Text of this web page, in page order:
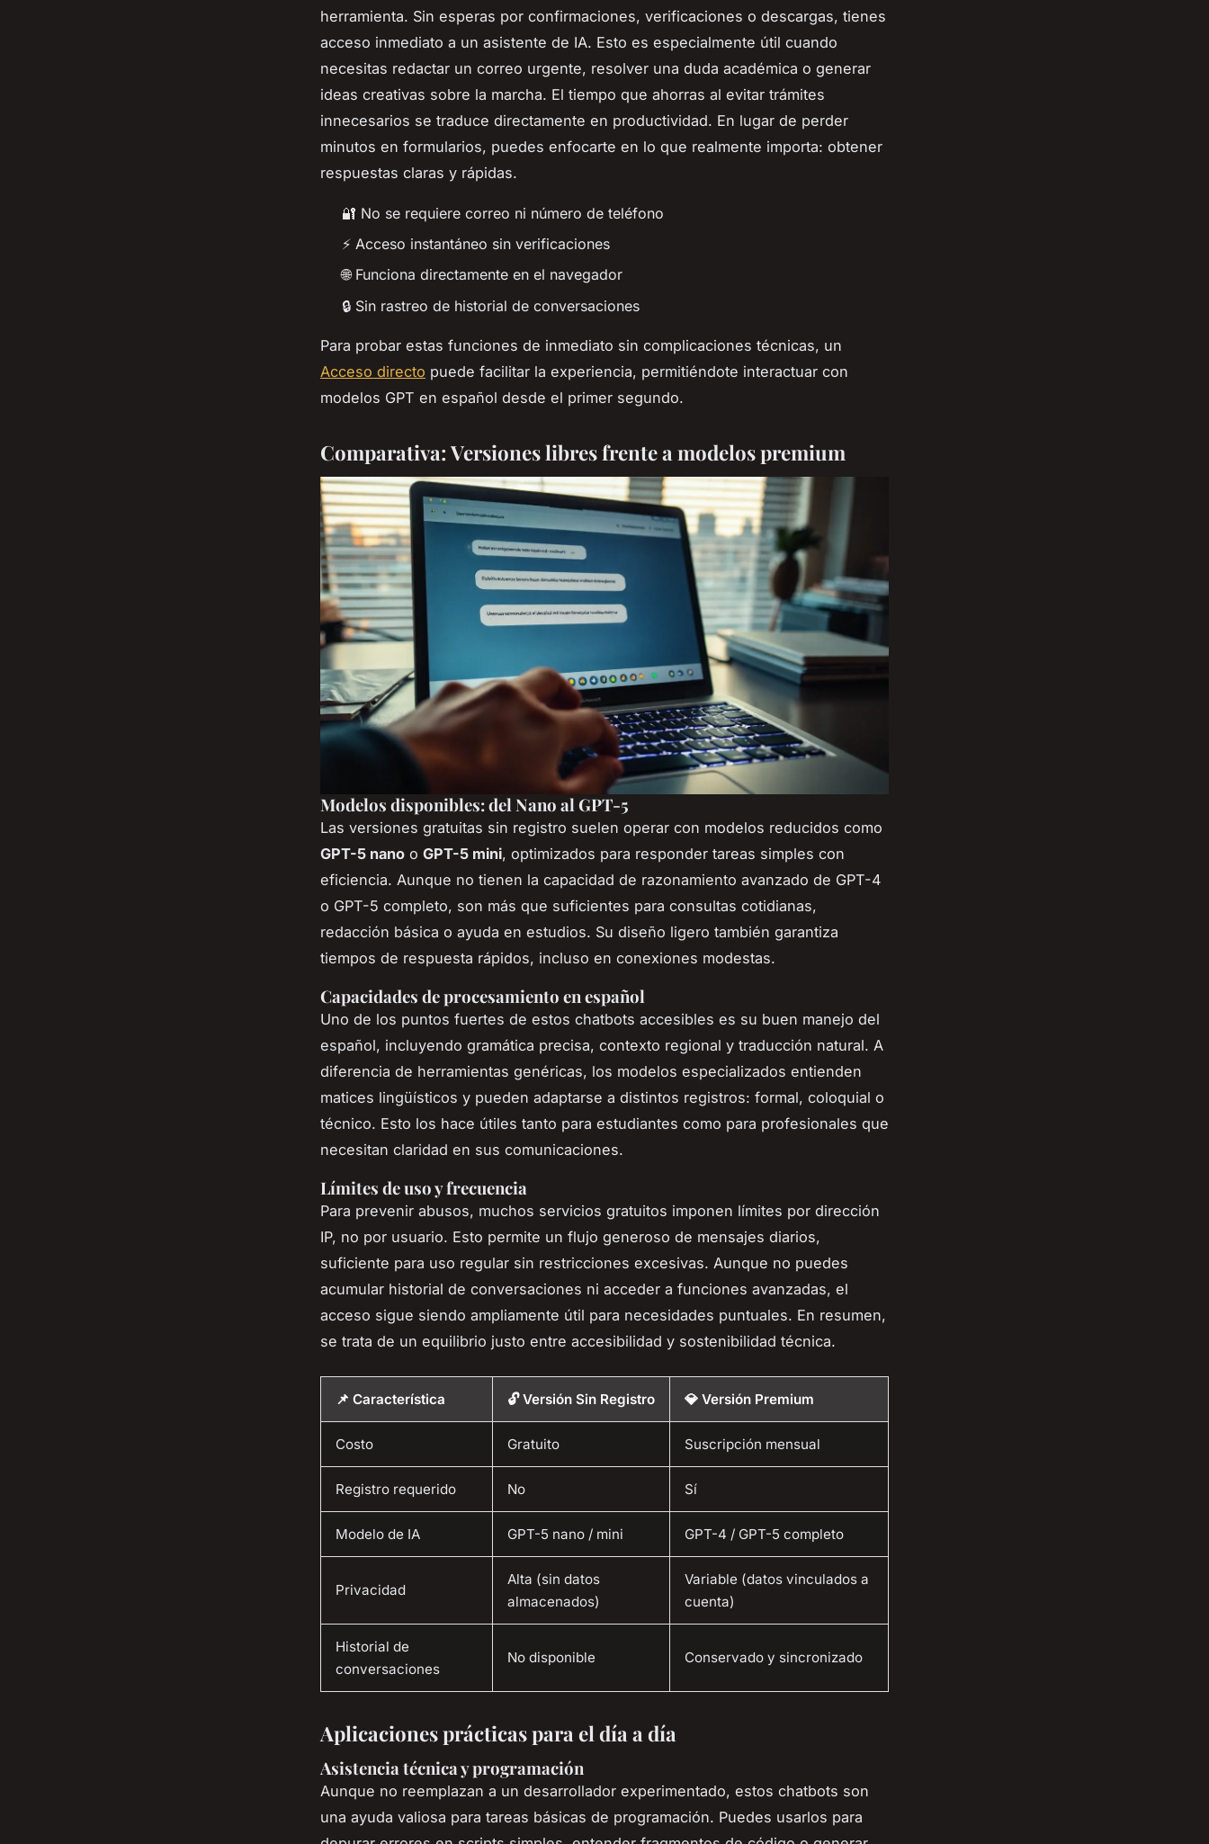
herramienta. Sin esperas por confirmaciones, verificaciones o descargas, tienes
acceso inmediato a un asistente de IA. Esto es especialmente útil cuando
necesitas redactar un correo urgente, resolver una duda académica o generar
ideas creativas sobre la marcha. El tiempo que ahorras al evitar trámites
innecesarios se traduce directamente en productividad. En lugar de perder
minutos en formularios, puedes enfocarte en lo que realmente importa: obtener
respuestas claras y rápidas.
🔐 No se requiere correo ni número de teléfono
⚡ Acceso instantáneo sin verificaciones
🌐 Funciona directamente en el navegador
🔒 Sin rastreo de historial de conversaciones
Para probar estas funciones de inmediato sin complicaciones técnicas, un
Acceso directo puede facilitar la experiencia, permitiéndote interactuar con
modelos GPT en español desde el primer segundo.
Comparativa: Versiones libres frente a modelos premium
Modelos disponibles: del Nano al GPT-5
Las versiones gratuitas sin registro suelen operar con modelos reducidos como
GPT-5 nano o GPT-5 mini, optimizados para responder tareas simples con
eficiencia. Aunque no tienen la capacidad de razonamiento avanzado de GPT-4
o GPT-5 completo, son más que suficientes para consultas cotidianas,
redacción básica o ayuda en estudios. Su diseño ligero también garantiza
tiempos de respuesta rápidos, incluso en conexiones modestas.
Capacidades de procesamiento en español
Uno de los puntos fuertes de estos chatbots accesibles es su buen manejo del
español, incluyendo gramática precisa, contexto regional y traducción natural. A
diferencia de herramientas genéricas, los modelos especializados entienden
matices lingüísticos y pueden adaptarse a distintos registros: formal, coloquial o
técnico. Esto los hace útiles tanto para estudiantes como para profesionales que
necesitan claridad en sus comunicaciones.
Límites de uso y frecuencia
Para prevenir abusos, muchos servicios gratuitos imponen límites por dirección
IP, no por usuario. Esto permite un flujo generoso de mensajes diarios,
suficiente para uso regular sin restricciones excesivas. Aunque no puedes
acumular historial de conversaciones ni acceder a funciones avanzadas, el
acceso sigue siendo ampliamente útil para necesidades puntuales. En resumen,
se trata de un equilibrio justo entre accesibilidad y sostenibilidad técnica.
📌 Característica 🔓 Versión Sin Registro 💎 Versión Premium
Costo Gratuito Suscripción mensual
Registro requerido No Sí
Modelo de IA GPT-5 nano / mini GPT-4 / GPT-5 completo
Privacidad
Alta (sin datos
almacenados)
Variable (datos vinculados a
cuenta)
Historial de
conversaciones
No disponible Conservado y sincronizado
Aplicaciones prácticas para el día a día
Asistencia técnica y programación
Aunque no reemplazan a un desarrollador experimentado, estos chatbots son
una ayuda valiosa para tareas básicas de programación. Puedes usarlos para